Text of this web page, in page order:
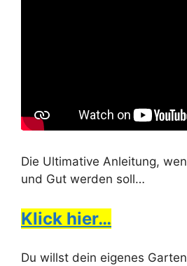
Die Ultimative Anleitung,
und Gut werden soll…
Klick hier…
Du willst dein eigenes